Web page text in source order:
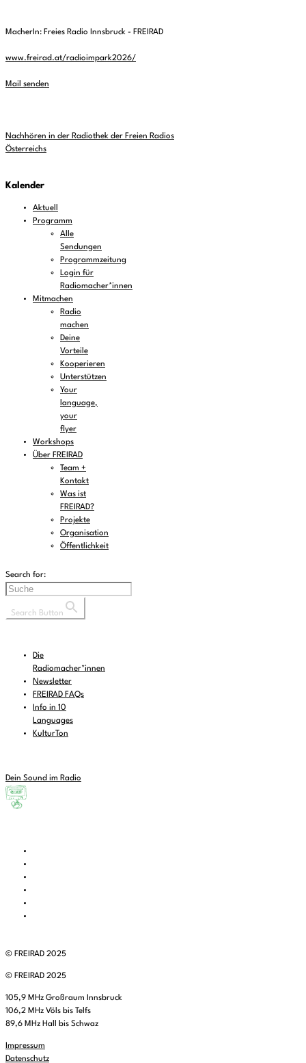
MacherIn: Freies Radio Innsbruck - FREIRAD
www.freirad.at/radioimpark2026/
Mail senden
Nachhören in der Radiothek der Freien Radios
Österreichs
Kalender
Aktuell
Programm
Alle
Sendungen
Programmzeitung
Login für
Radiomacher*innen
Mitmachen
Radio
machen
Deine
Vorteile
Kooperieren
Unterstützen
Your
language,
your
flyer
Workshops
Über FREIRAD
Team +
Kontakt
Was ist
FREIRAD?
Projekte
Organisation
Öffentlichkeit
Search for:
Search Button
Die
Radiomacher*innen
Newsletter
FREIRAD FAQs
Info in 10
Languages
KulturTon
Dein Sound im Radio
© FREIRAD 2025
© FREIRAD 2025
105,9 MHz Großraum Innsbruck
106,2 MHz Völs bis Telfs
89,6 MHz Hall bis Schwaz
Impressum
Datenschutz